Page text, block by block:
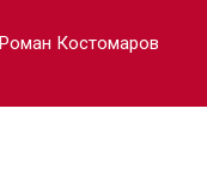
Роман Костомаров